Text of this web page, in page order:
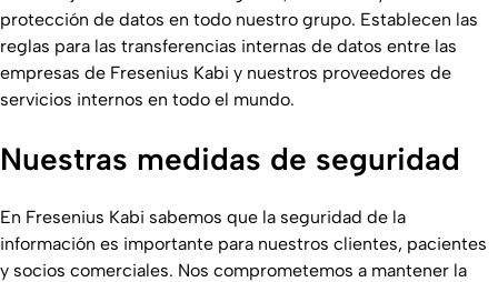
protección de datos en todo nuestro grupo. Establecen las
reglas para las transferencias internas de datos entre las
empresas de Fresenius Kabi y nuestros proveedores de
servicios internos en todo el mundo.
Nuestras medidas de seguridad
En Fresenius Kabi sabemos que la seguridad de la
información es importante para nuestros clientes, pacientes
y socios comerciales. Nos comprometemos a mantener la